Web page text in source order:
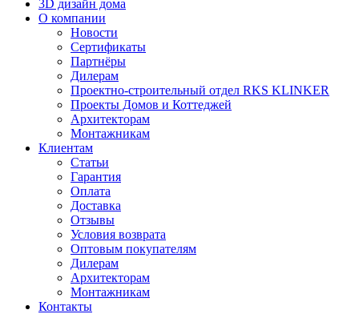
3D дизайн дома
О компании
Новости
Сертификаты
Партнёры
Дилерам
Проектно-строительный отдел RKS KLINKER
Проекты Домов и Коттеджей
Архитекторам
Монтажникам
Клиентам
Статьи
Гарантия
Оплата
Доставка
Отзывы
Условия возврата
Оптовым покупателям
Дилерам
Архитекторам
Монтажникам
Контакты